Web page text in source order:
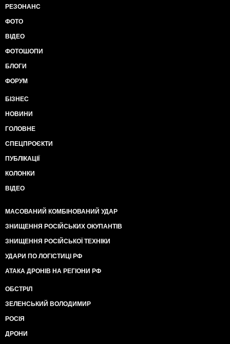
РЕЗОНАНС
ФОТО
ВІДЕО
ФОТОШОПИ
БЛОГИ
ФОРУМ
БІЗНЕС
НОВИНИ
ГОЛОВНЕ
СПЕЦПРОЄКТИ
ПУБЛІКАЦІЇ
КОЛОНКИ
ВІДЕО
МАСОВАНИЙ КОМБІНОВАНИЙ УДАР
ЗНИЩЕННЯ РОСІЙСЬКИХ ОКУПАНТІВ
ЗНИЩЕННЯ РОСІЙСЬКОЇ ТЕХНІКИ
УДАРИ ПО ЛОГІСТИЦІ РФ
АТАКА ДРОНІВ НА РЕГІОНИ РФ
ОБСТРІЛ
ЗЕЛЕНСЬКИЙ ВОЛОДИМИР
РОСІЯ
ДРОНИ